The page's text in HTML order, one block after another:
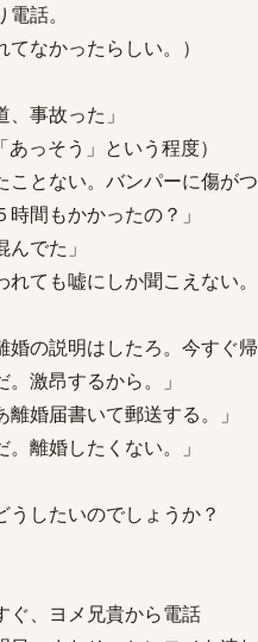
話。
てなかったらしい。）
事故った」
っそう」という程度）
ことない。バンパーに傷がつ
時間もかかったの？」
でた」
れても嘘にしか聞こえない。
婚の説明はしたろ。今すぐ
。激昂するから。」
離婚届書いて郵送する。」
。離婚したくない。」
うしたいのでしょうか？
ぐ、ヨメ兄貴から電話